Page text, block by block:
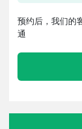
预约后，我们的
通